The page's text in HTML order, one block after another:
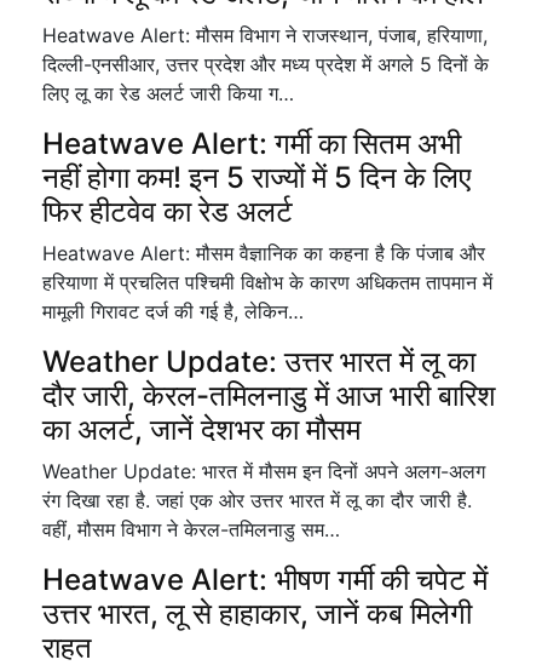
Heatwave Alert: मौसम विभाग ने राजस्थान, पंजाब, हरियाणा,
दिल्ली-एनसीआर, उत्तर प्रदेश और मध्य प्रदेश में अगले 5 दिनों के
लिए लू का रेड अलर्ट जारी किया ग…
Heatwave Alert: गर्मी का सितम अभी
नहीं होगा कम! इन 5 राज्यों में 5 दिन के लिए
फिर हीटवेव का रेड अलर्ट
Heatwave Alert: मौसम वैज्ञानिक का कहना है कि पंजाब और
हरियाणा में प्रचलित पश्चिमी विक्षोभ के कारण अधिकतम तापमान में
मामूली गिरावट दर्ज की गई है, लेकिन…
Weather Update: उत्तर भारत में लू का
दौर जारी, केरल-तमिलनाडु में आज भारी बारिश
का अलर्ट, जानें देशभर का मौसम
Weather Update: भारत में मौसम इन दिनों अपने अलग-अलग
रंग दिखा रहा है. जहां एक ओर उत्तर भारत में लू का दौर जारी है.
वहीं, मौसम विभाग ने केरल-तमिलनाडु सम…
Heatwave Alert: भीषण गर्मी की चपेट में
उत्तर भारत, लू से हाहाकार, जानें कब मिलेगी
राहत